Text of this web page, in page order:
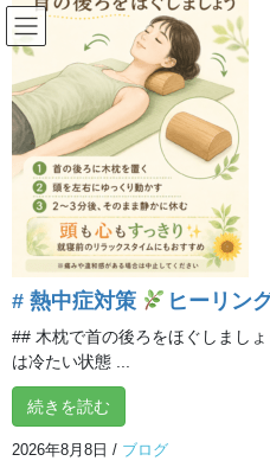
コ
ン
ン
ツ
へ
ス
ナ
ビ
ー
シ
ョ
ン
インフォ
HOME
インフォメーション
【10月10日放送】TBS「櫻井・有吉
験会
2024年10月12日 / 最終更新日時 :
沢スタジオ
【10月10日放送
THE夜会」で紹介
ーリング体験会
# 熱中症対策 ヒーリン
## 木枕で首の後ろをほぐしまし
は冷たい状態 ...
続きを読む
2026年8月8日 / ブログ